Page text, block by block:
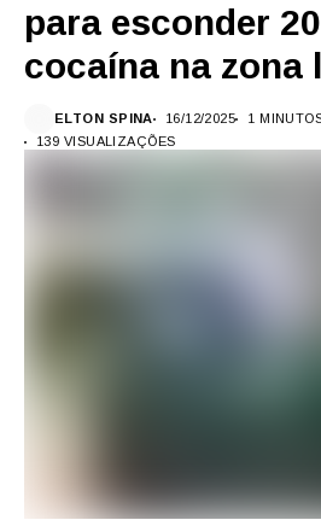
para esconder
cocaína na zona
ELTON SPINA 16/12/2025
1
139 VISUALIZAÇÕES